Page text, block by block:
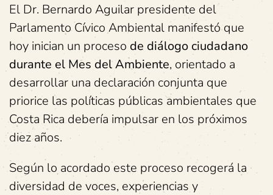
El Dr. Bernardo Aguilar presidente del
Parlamento Cívico Ambiental manifestó que
hoy inician un proceso de diálogo ciudadano
durante el Mes del Ambiente, orientado a
desarrollar una declaración conjunta que
priorice las políticas públicas ambientales que
Costa Rica debería impulsar en los próximos
diez años.
Según lo acordado este proceso recogerá la
diversidad de voces, experiencias y